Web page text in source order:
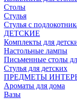
Столы
Стулья
Стулья с
ДЕТСКИЕ
Комплекты для
Настольные лампы
Письменные столы
Стулья для детских
ПРЕДМЕТЫ
Ароматы для дома
Вазы